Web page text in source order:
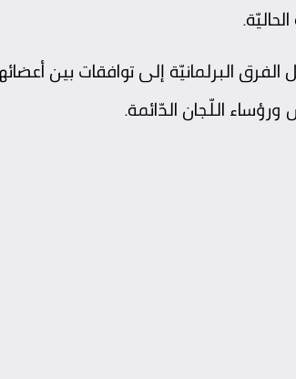
البرلمانيّة إلى توافقات بين
اللّجان الدّائمة.